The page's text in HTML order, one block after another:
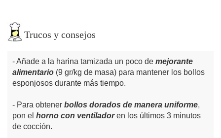
Trucos y consejos
Añade a la harina tamizada un poco de mejorante
alimentario (9 gr/kg de masa) para mantener los bollos
esponjosos durante más tiempo.
Para obtener bollos dorados de manera uniforme,
pon el horno con ventiladoren los últimos 3 minutos
de cocción.